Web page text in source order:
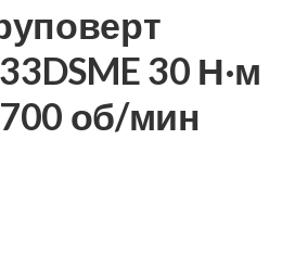
30 Н·м
об/мин